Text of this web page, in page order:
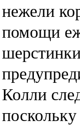
нежели
помощи
Колли